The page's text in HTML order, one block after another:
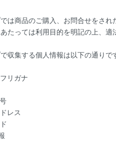
は商品のご購入、お問合せをされ
たっては利用目的を明記の上、適
収集する個人情報は以下の通りで
リガナ
レス